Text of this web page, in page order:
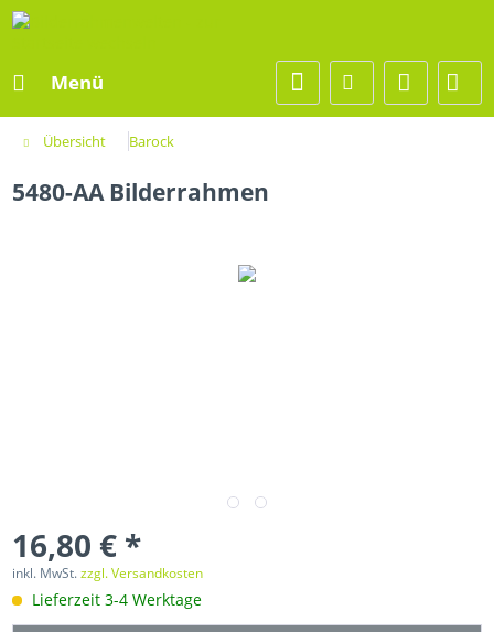
Menü
Übersicht Barock
5480-AA Bilderrahmen
16,80 € *
inkl. MwSt.zzgl. Versandkosten
Lieferzeit 3-4 Werktage